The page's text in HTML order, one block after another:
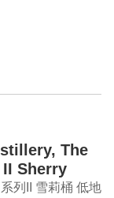
The
Sherry
Malt
列II 雪莉桶 低地